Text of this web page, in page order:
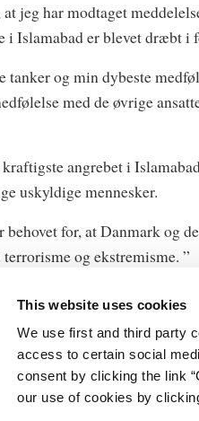
This website uses cookies
We use first and third party
access to certain social
consent by clicking the link
our use of cookies by
jeg har modtaget
i Islamabad er blevet dræbt
tanker og min dybeste
med de øvrige
angrebet i
uskyldige mennesker.
behovet for, at Danmark og
og ekstremisme. ”
Statsministeriet
Prins Jørgens